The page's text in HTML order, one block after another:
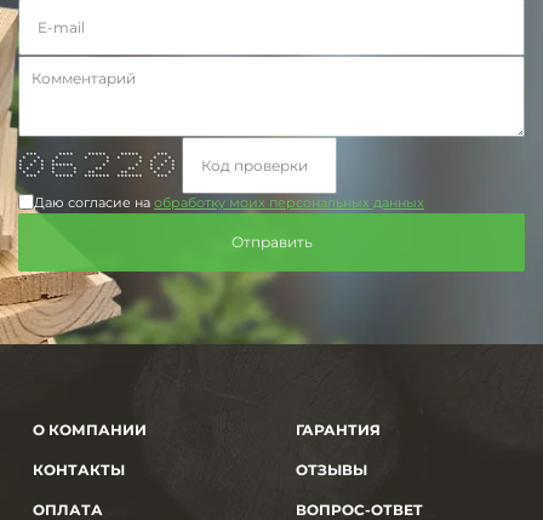
*** **** ***** ***** ***
* * * * * * * * *
* * * * * * * * *
* * * ****** * * * * *
* * * * * ** ** * * *
* * * * ** ** * *
*** ***** ******* ******* ***
Даю согласие на обработку моих персональных данных
О КОМПАНИИ
КОНТАКТЫ
ОПЛАТА
ГАРАНТИЯ
ОТЗЫВЫ
ВОПРОС-ОТВЕТ